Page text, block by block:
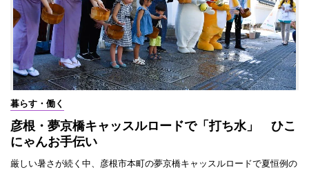
暮らす・働く
彦根・夢京橋キャッスルロードで「打ち水」 ひこ
にゃんお手伝い
厳しい暑さが続く中、彦根市本町の夢京橋キャッスルロードで夏恒例の